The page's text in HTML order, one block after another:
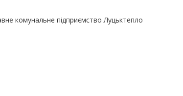
комунальне підприємство Луцьктепло